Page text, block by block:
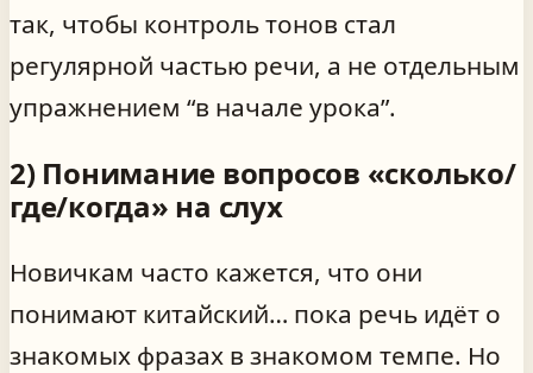
так, чтобы контроль тонов стал
регулярной частью речи, а не отдельным
упражнением “в начале урока”.
2) Понимание вопросов «сколько/
где/когда» на слух
Новичкам часто кажется, что они
понимают китайский… пока речь идёт о
знакомых фразах в знакомом темпе. Но